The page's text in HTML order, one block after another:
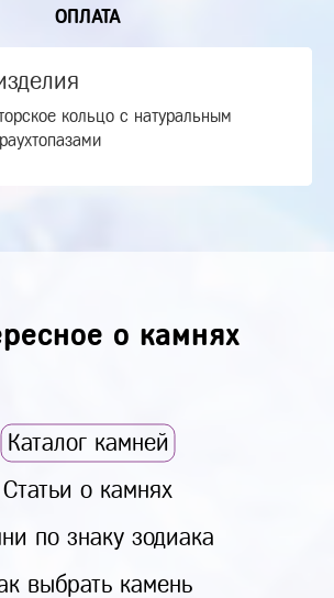
ОПЛАТА
кольцо с натуральным
о камнях
Каталог камней
Статьи о камнях
по знаку зодиака
выбрать камень